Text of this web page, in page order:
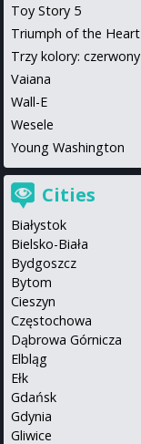
Toy Story 5
Triumph of the Heart
Trzy kolory: czerwony
Vaiana
Wall-E
Wesele
Young Washington
Cities
Białystok
Bielsko-Biała
Bydgoszcz
Bytom
Cieszyn
Częstochowa
Dąbrowa Górnicza
Elbląg
Ełk
Gdańsk
Gdynia
Gliwice